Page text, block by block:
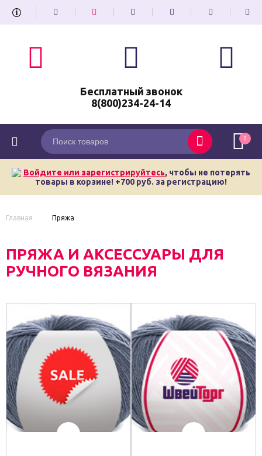
Бесплатный звонок
8(800)234-24-14
0
Войдите или зарегистрируйтесь, чтобы не потерять
товары в корзине! +700 руб. за регистрацию!
Главная Пряжа
ПРЯЖА И АКСЕССУАРЫ ДЛЯ
РУЧНОГО ВЯЗАНИЯ